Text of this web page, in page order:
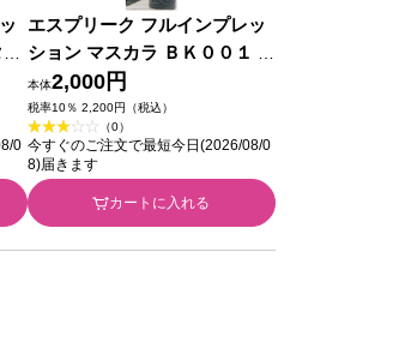
0
エスプリーク フルインプレッ
ション マスカラ ＢＫ００１ ７
ｇ コーセー
本体2,000円
税率10％ 2,200円（税込）
（0）
今すぐのご注文で最短今日(2026/08/0
8)届きます
カートに入れる